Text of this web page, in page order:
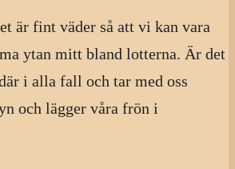
är fint väder så att vi kan vara
ytan mitt bland lotterna. Är det
i alla fall och tar med oss
och lägger våra frön i